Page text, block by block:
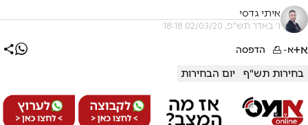
איתי גדסי
ו' באדר תש"פ, 02/03/20 18:18
א+א- הדפסה
בחירות תש"ף יום הבחירות